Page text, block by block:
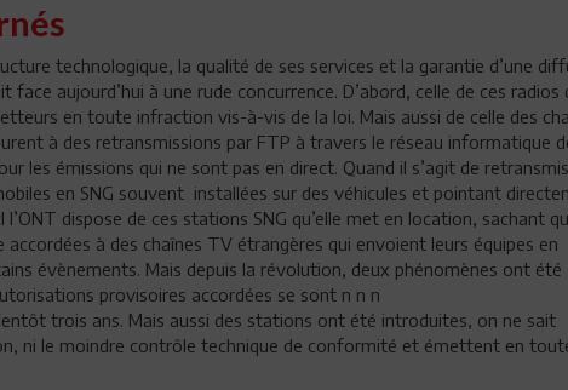
technologique, la qualité de ses services et la garantie d’une
aujourd’hui à une rude concurrence. D’abord, celle de ces radios
en toute infraction vis-à-vis de la loi. Mais aussi de celle des
à des retransmissions par FTP à travers le réseau informatique
les émissions qui ne sont pas en direct. Quand il s’agit de
en SNG souvent installées sur des véhicules et pointant
dispose de ces stations SNG qu’elle met en location, sachant
à des chaînes TV étrangères qui envoient leurs équipes en
évènements. Mais depuis la révolution, deux phénomènes ont été
provisoires accordées se sont n n n
trois ans. Mais aussi des stations ont été introduites, on ne sait
ni le moindre contrôle technique de conformité et émettent en